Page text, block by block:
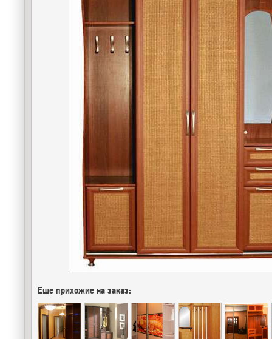
Еще прихожие на заказ: